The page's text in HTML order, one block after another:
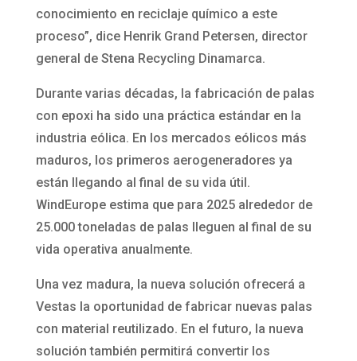
conocimiento en reciclaje químico a este
proceso”, dice Henrik Grand Petersen, director
general de Stena Recycling Dinamarca.
Durante varias décadas, la fabricación de palas
con epoxi ha sido una práctica estándar en la
industria eólica. En los mercados eólicos más
maduros, los primeros aerogeneradores ya
están llegando al final de su vida útil.
WindEurope estima que para 2025 alrededor de
25.000 toneladas de palas lleguen al final de su
vida operativa anualmente.
Una vez madura, la nueva solución ofrecerá a
Vestas la oportunidad de fabricar nuevas palas
con material reutilizado. En el futuro, la nueva
solución también permitirá convertir los